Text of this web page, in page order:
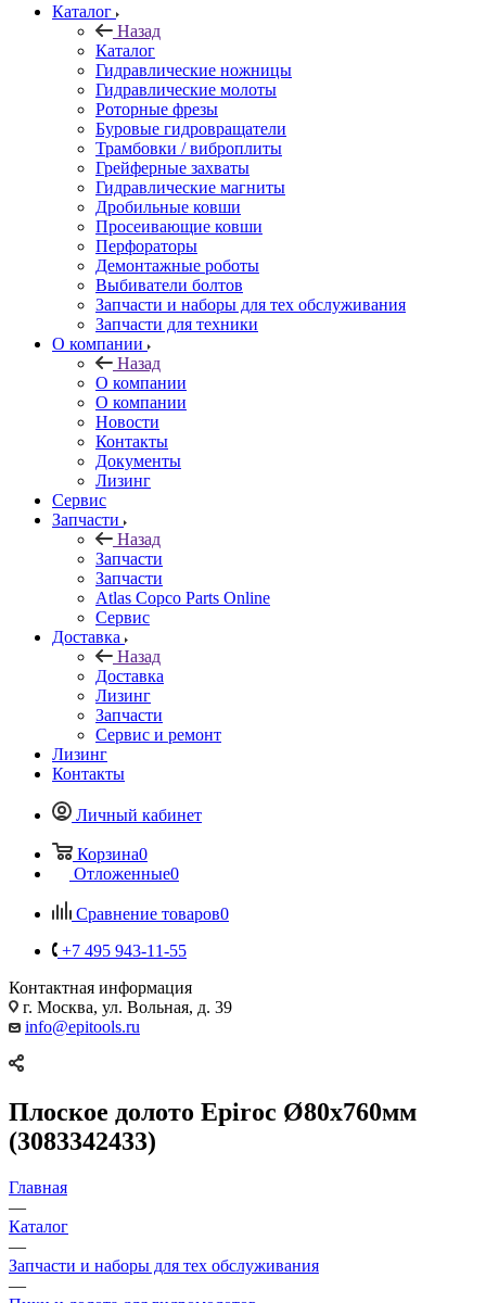
Каталог
Назад
Каталог
Гидравлические ножницы
Гидравлические молоты
Роторные фрезы
Буровые гидровращатели
Трамбовки / виброплиты
Грейферные захваты
Гидравлические магниты
Дробильные ковши
Просеивающие ковши
Перфораторы
Демонтажные роботы
Выбиватели болтов
Запчасти и наборы для тех обслуживания
Запчасти для техники
О компании
Назад
О компании
О компании
Новости
Контакты
Документы
Лизинг
Сервис
Запчасти
Назад
Запчасти
Запчасти
Atlas Copco Parts Online
Сервис
Доставка
Назад
Доставка
Лизинг
Запчасти
Сервис и ремонт
Лизинг
Контакты
Личный кабинет
Корзина0
Отложенные0
Сравнение товаров0
+7 495 943-11-55
Контактная информация
г. Москва, ул. Вольная, д. 39
info@epitools.ru
Плоское долото Epiroc Ø80x760мм
(3083342433)
Главная
—
Каталог
—
Запчасти и наборы для тех обслуживания
—